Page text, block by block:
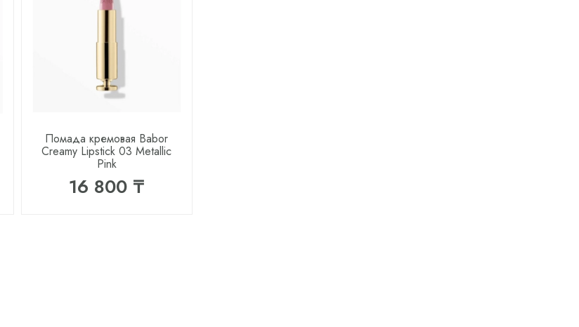
Помада кремовая Babor
Creamy Lipstick 03 Metallic
Pink
16 800 ₸